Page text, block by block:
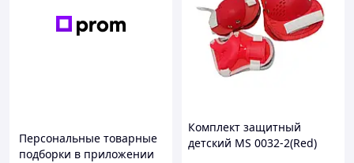
Персональные товарные
подборки в приложении
Комплект защитный
детский MS 0032-2(Red)